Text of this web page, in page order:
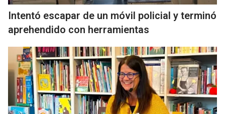
Intentó escapar de un móvil policial y terminó
aprehendido con herramientas